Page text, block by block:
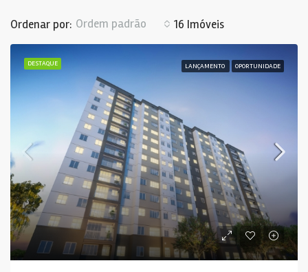
16 Imóveis
Ordenar por: Ordem padrão
DESTAQUE LANÇAMENTO OPORTUNIDADE